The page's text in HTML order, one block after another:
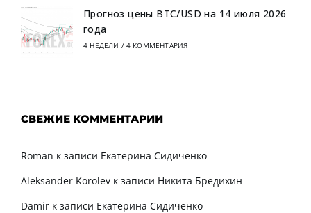
Прогноз цены BTC/USD на 14 июля 2026
года
4 НЕДЕЛИ / 4 КОММЕНТАРИЯ
СВЕЖИЕ КОММЕНТАРИИ
Roman к записи Екатерина Сидиченко
Aleksander Korolev к записи Никита Бредихин
Damir к записи Екатерина Сидиченко